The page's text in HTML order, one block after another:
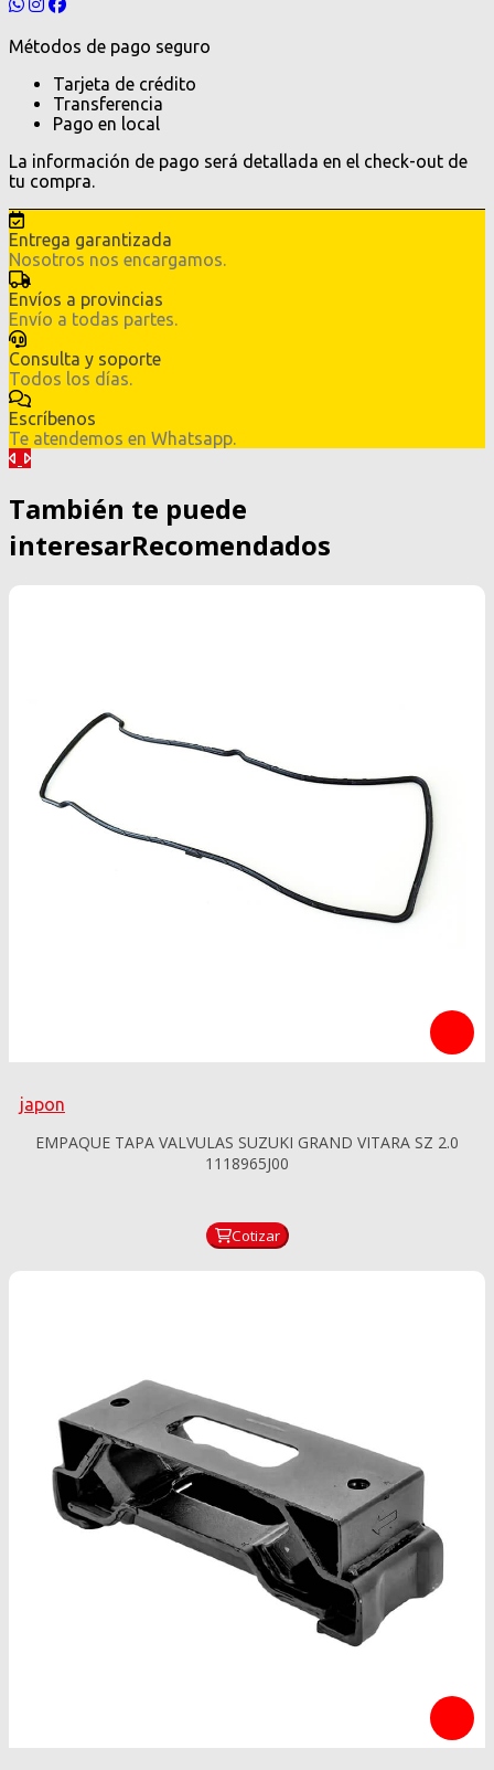
Métodos de pago seguro
Tarjeta de crédito
Transferencia
Pago en local
La información de pago será detallada en el check-out de
tu compra.
Entrega garantizada
Nosotros nos encargamos.
Envíos a provincias
Envío a todas partes.
Consulta y soporte
Todos los días.
Escríbenos
Te atendemos en Whatsapp.
Anterior
Siguiente
También te puede
interesarRecomendados
japon
EMPAQUE TAPA VALVULAS SUZUKI GRAND VITARA SZ 2.0
1118965J00
Cotizar